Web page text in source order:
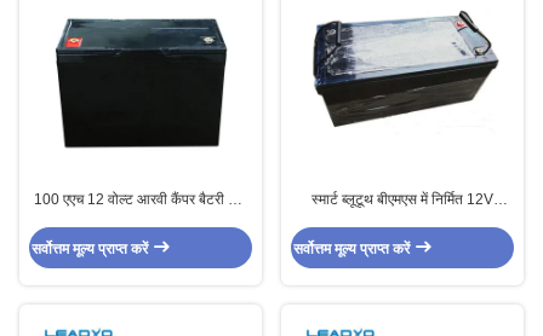
100 एएच 12 वोल्ट आरवी कैंपर बैटरी डीप
साथ
सर्वोत्तम मूल्य प्राप्त करें
स्मार्ट ब्लूटूथ बीएमएस में निर्मित 12V
सर्वोत्तम मूल्य प्राप्त करें